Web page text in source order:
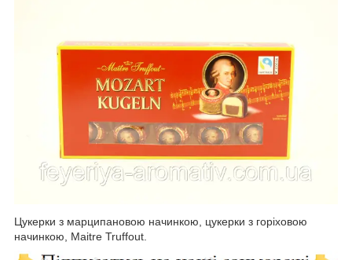
Цукерки з марципановою начинкою, цукерки з горіховою
начинкою, Maitre Truffout.